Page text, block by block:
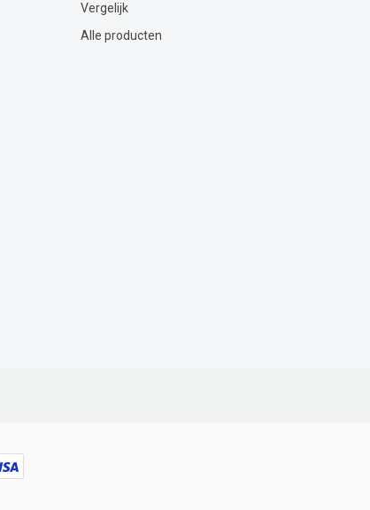
Vergelijk
Alle producten